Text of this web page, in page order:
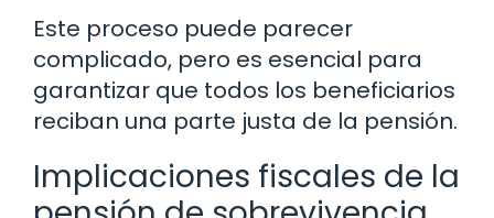
Este proceso puede parecer
complicado, pero es esencial para
garantizar que todos los beneficiarios
reciban una parte justa de la pensión.
Implicaciones fiscales de la